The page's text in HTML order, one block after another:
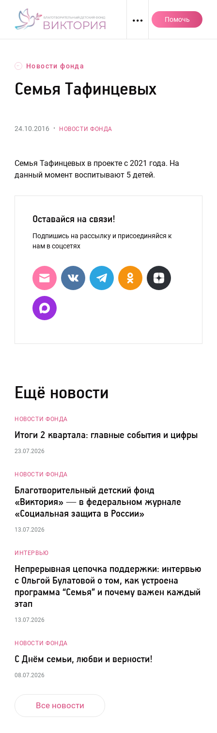
содержанию
Помочь
← Новости фонда
Семья Тафинцевых
24.10.2016 · НОВОСТИ ФОНДА
Семья Тафинцевых в проекте с 2021 года. На
данный момент воспитывают 5 детей.
Оставайся на связи!
Подпишись на рассылку и присоединяйся к
нам в соцсетях
Ещё новости
НОВОСТИ ФОНДА
Итоги 2 квартала: главные события и цифры
23.07.2026
НОВОСТИ ФОНДА
Благотворительный детский фонд
«Виктория» — в федеральном журнале
«Социальная защита в России»
13.07.2026
ИНТЕРВЬЮ
Непрерывная цепочка поддержки: интервью
с Ольгой Булатовой о том, как устроена
программа “Семья” и почему важен каждый
этап
13.07.2026
НОВОСТИ ФОНДА
С Днём семьи, любви и верности!
08.07.2026
Все новости